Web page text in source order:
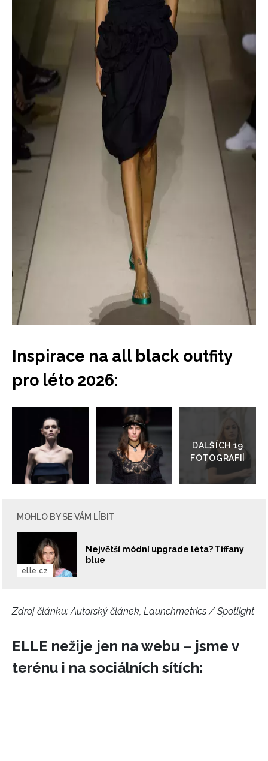
NEWSLETTER
ODESLAT
Inspirace na all black outfity
pro léto 2026:
do
galerie
MOHLO BY SE VÁM LÍBIT
Největší módní upgrade léta? Tiffany
blue
elle.cz
Zdroj článku: Autorský článek, Launchmetrics / Spotlight
ELLE nežije jen na webu – jsme v
terénu i na sociálních sítích: